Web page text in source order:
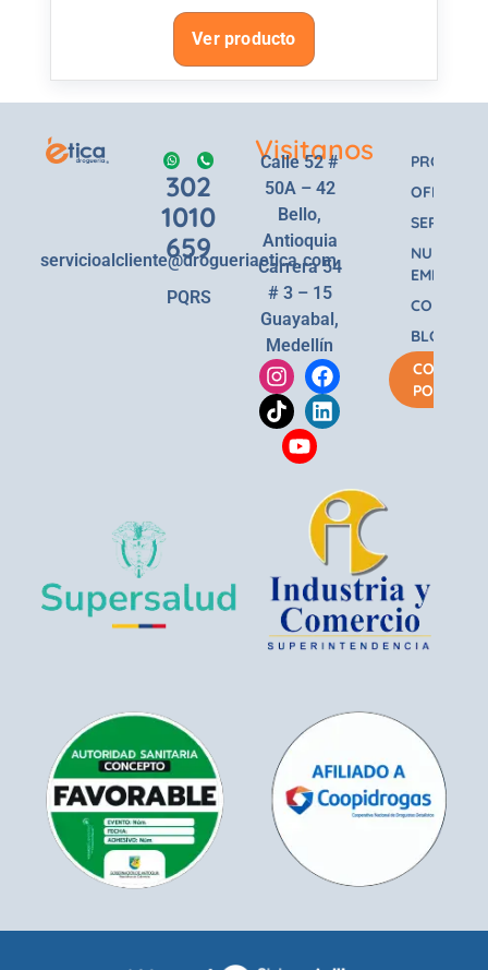
Ver producto
302
1010
659
servicioalcliente@drogueriaetica.com
PQRS
Visitanos
Calle 52 #
50A – 42
Bello,
Antioquia
Carrera 54
# 3 – 15
Guayabal,
Medellín
OFERTAS
SERVICIOS
NUESTRA
EMPRESA
BLOG
COMPRA
POR